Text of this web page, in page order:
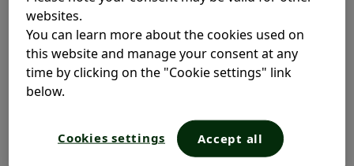
Gdzie kupić?
Tel: 22 280 00 00
Możesz także uzupełnić formularz kontaktowy
Działania niepożądane
aby zgłosić niepożądane działanie leku lub inną
websites.
You can learn more about the cookies used on
this website and manage your consent at any
time by clicking on the "Cookie settings" link
below.
Cookies settings Accept all